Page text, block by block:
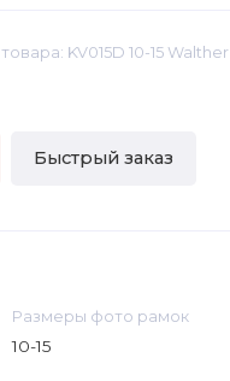
KV015D 10-15 Walther
Быстрый заказ
Размеры фото рамок
10-15